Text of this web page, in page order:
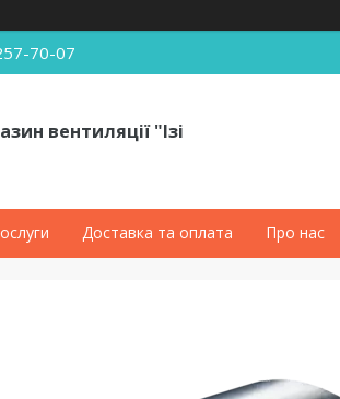
70-07
вентиляції "Ізі
Доставка та оплата Про нас